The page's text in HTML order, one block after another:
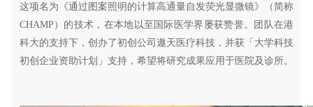
这项名为《通过图案照明的计算高通量自发荧光显微镜》（简称
CHAMP）的技术，在本地以至国际医学界屡获赞誉。团队在港
科大的支持下，创办了初创公司遨天医疗科技，并获「大学科技
初创企业资助计划」支持，希望将研究成果应用于医院及诊所。